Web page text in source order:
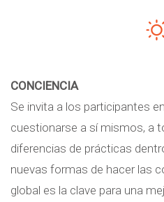
CONCIENCIA
Se invita a los participantes
cuestionarse a sí mismos, a
diferencias de prácticas
nuevas formas de hacer las
global es la clave para una